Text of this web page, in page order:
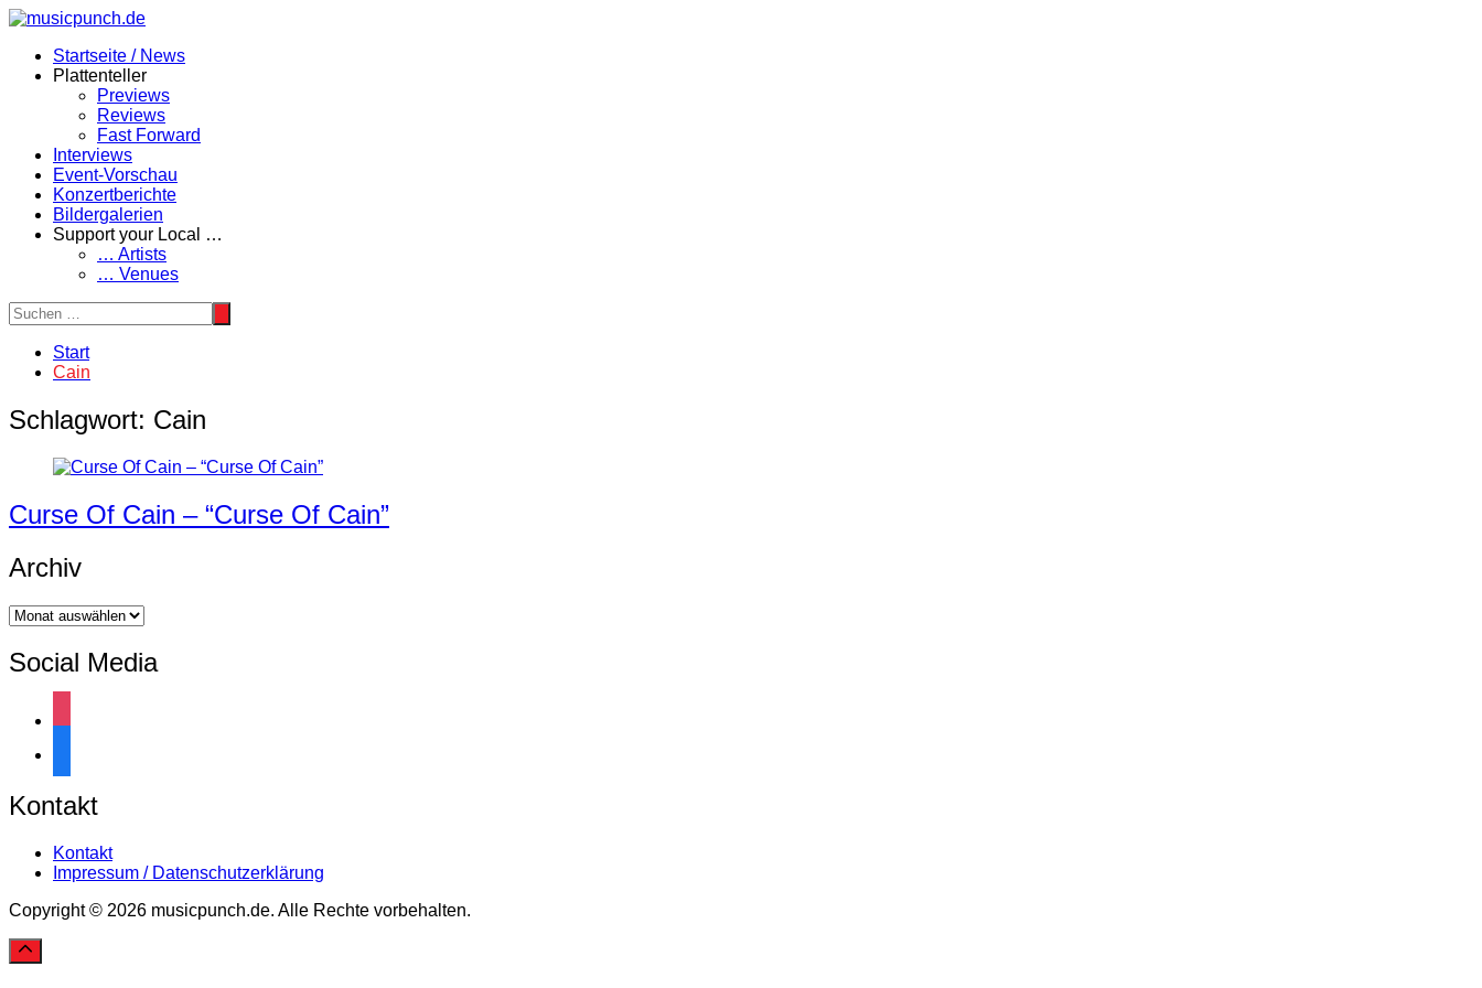
Zum
springenStartseite / News
Plattenteller
Previews
Reviews
Fast Forward
Interviews
Event-Vorschau
Konzertberichte
Bildergalerien
Support your Local …
… Artists
… Venues
Start
Cain
Schlagwort: Cain
Curse Of Cain – “Curse Of Cain”
Archiv
Archiv
Social Media
Kontakt
Kontakt
Impressum / Datenschutzerklärung
Copyright © 2026 musicpunch.de. Alle Rechte vorbehalten.